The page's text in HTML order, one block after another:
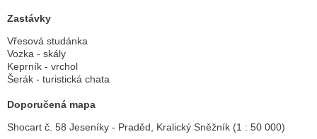
Zastávky
Vřesová studánka
Vozka - skály
Keprník - vrchol
Šerák - turistická chata
Doporučená mapa
Shocart č. 58 Jeseníky - Praděd, Kralický Sněžník (1 : 50 000)